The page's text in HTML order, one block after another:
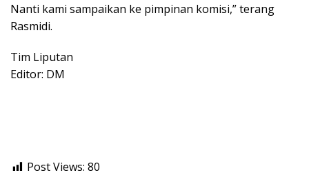
Nanti kami sampaikan ke pimpinan komisi,” terang
Rasmidi.
Tim Liputan
Editor: DM
Post Views: 80